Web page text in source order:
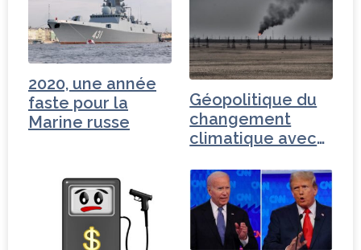
2020, une année
faste pour la
Marine russe
Géopolitique du
changement
climatique avec